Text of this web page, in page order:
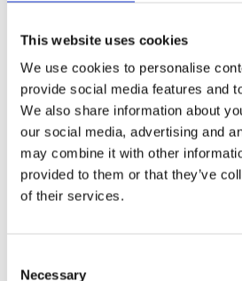
This website uses cookies
We use cookies to personalise
provide social media features and
We also share information about
our social media, advertising and
may combine it with other
provided to them or that they’ve
of their services.
Necessary